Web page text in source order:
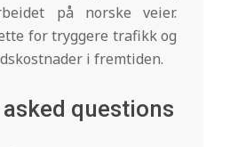
på norske veier.
for tryggere trafikk og
i fremtiden.
questions